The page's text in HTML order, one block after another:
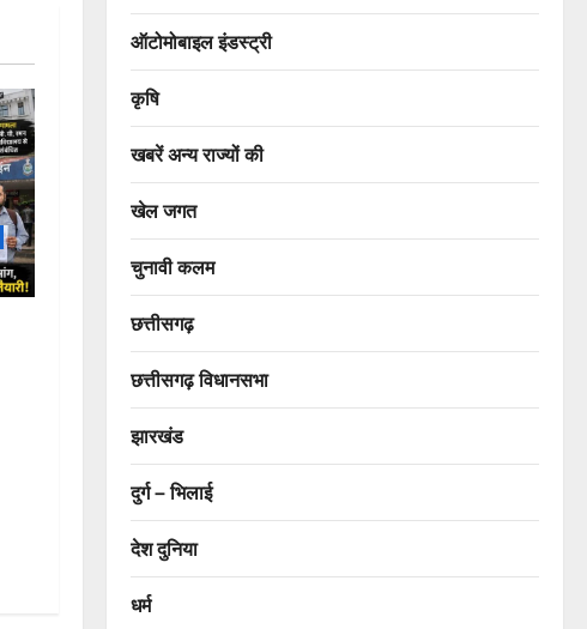
ऑटोमोबाइल इंडस्ट्री
कृषि
खबरें अन्य राज्यों की
खेल जगत
चुनावी कलम
छत्तीसगढ़
छत्तीसगढ़ विधानसभा
झारखंड
दुर्ग – भिलाई
देश दुनिया
धर्म